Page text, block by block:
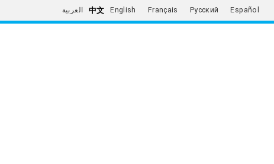
العربية 中文 English Français Русский Español